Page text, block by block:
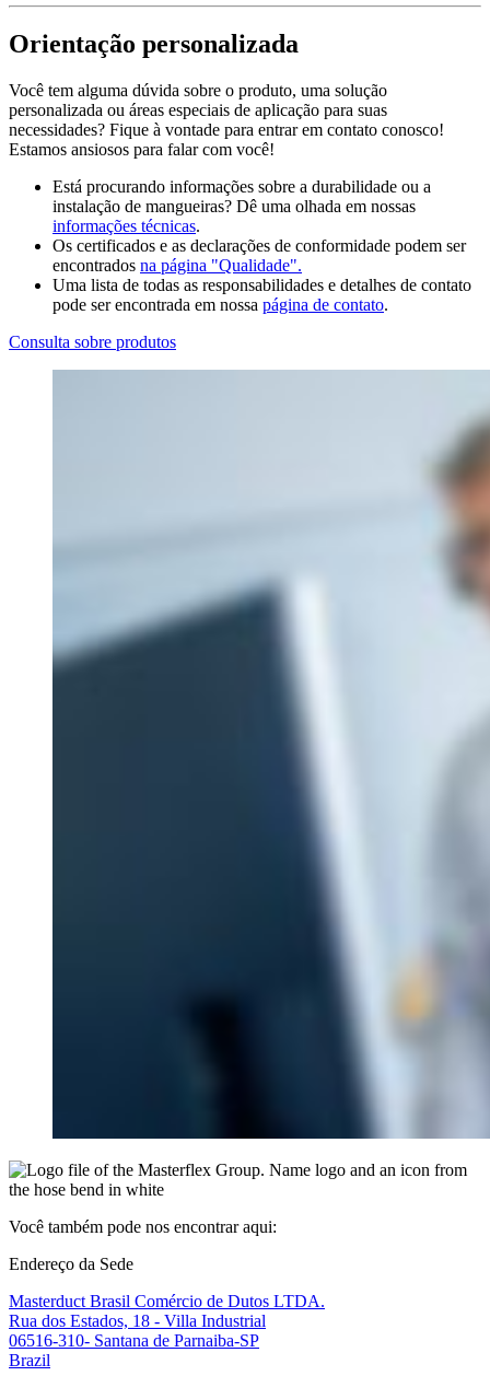
Orientação personalizada
Você tem alguma dúvida sobre o produto, uma solução
personalizada ou áreas especiais de aplicação para suas
necessidades? Fique à vontade para entrar em contato conosco!
Estamos ansiosos para falar com você!
Está procurando informações sobre a durabilidade ou a
instalação de mangueiras? Dê uma olhada em nossas
informações técnicas.
Os certificados e as declarações de conformidade podem ser
encontrados na página "Qualidade".
Uma lista de todas as responsabilidades e detalhes de contato
pode ser encontrada em nossa página de contato.
Consulta sobre produtos
Você também pode nos encontrar aqui:
Endereço da Sede
Masterduct Brasil Comércio de Dutos LTDA.
Rua dos Estados, 18 - Villa Industrial
06516-310- Santana de Parnaiba-SP
Brazil